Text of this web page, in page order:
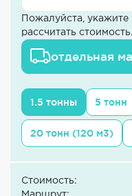
Пожалуйста,
рассчитать стоимость.
отдельная
1.5 тонны 5 тонн
20 тонн (120 м3)
Стоимость: